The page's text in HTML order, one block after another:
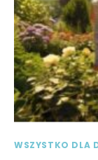
WSZYSTKO DLA